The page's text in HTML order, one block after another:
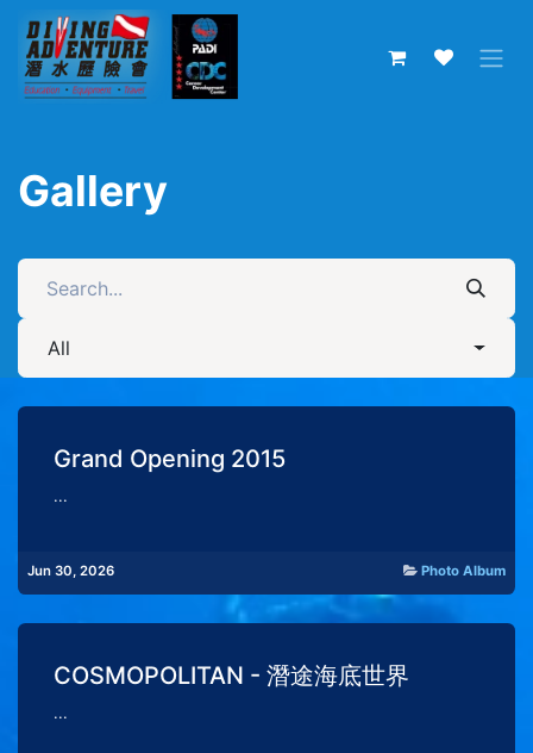
Skip to Content
Gallery
All
Grand Opening 2015
...
Jun 30, 2026 Photo Album
COSMOPOLITAN - 潛途海底世界
...